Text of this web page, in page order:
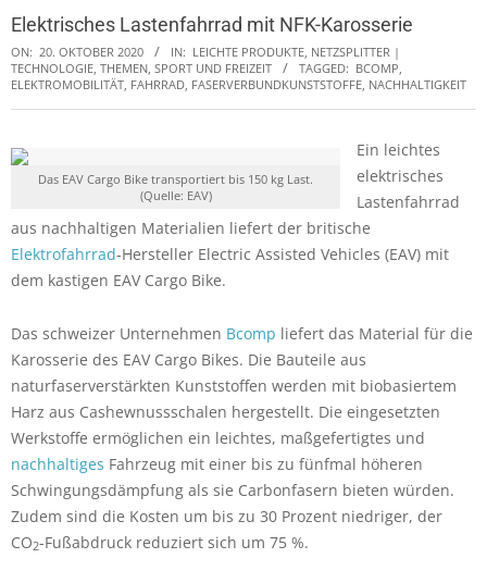
Elektrisches Lastenfahrrad mit NFK-Karosserie
ON: 20. OKTOBER 2020 IN: LEICHTE PRODUKTE NETZSPLITTER |
TECHNOLOGIE, THEMEN SPORT UND FREIZEIT TAGGED: BCOMP
ELEKTROMOBILITÄT FAHRRAD FASERVERBUNDKUNSTSTOFFE NACHHALTIGKEIT
Das EAV Cargo Bike transportiert bis 150 kg Last.
(Quelle: EAV)
Ein leichtes
elektrisches
Lastenfahrrad
aus nachhaltigen Materialien liefert der britische
Elektrofahrrad-Hersteller Electric Assisted Vehicles (EAV) mit
dem kastigen EAV Cargo Bike.
Das schweizer Unternehmen Bcomp liefert das Material für die
Karosserie des EAV Cargo Bikes. Die Bauteile aus
naturfaserverstärkten Kunststoffen werden mit biobasiertem
Harz aus Cashewnussschalen hergestellt. Die eingesetzten
Werkstoffe ermöglichen ein leichtes, maßgefertigtes und
nachhaltiges Fahrzeug mit einer bis zu fünfmal höheren
Schwingungsdämpfung als sie Carbonfasern bieten würden.
Zudem sind die Kosten um bis zu 30 Prozent niedriger, der
CO2-Fußabdruck reduziert sich um 75 %.